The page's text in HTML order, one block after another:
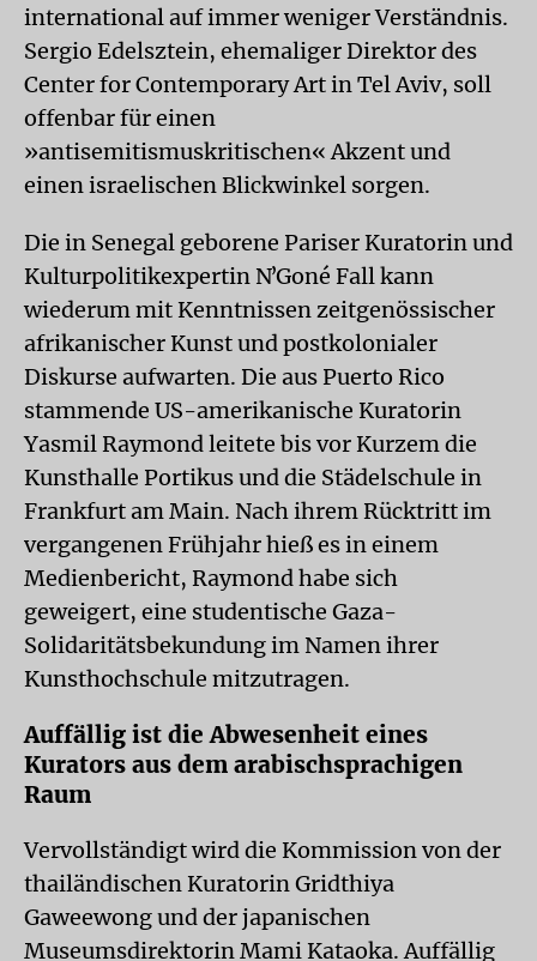
international auf immer weniger Verständnis.
Sergio Edelsztein, ehemaliger Direktor des
Center for Contemporary Art in Tel Aviv, soll
offenbar für einen
»antisemitismuskritischen« Akzent und
einen israelischen Blickwinkel sorgen.
Die in Senegal geborene Pariser Kuratorin und
Kulturpolitikexpertin NʼGoné Fall kann
wiederum mit Kenntnissen zeitgenössischer
afrikanischer Kunst und postkolonialer
Diskurse aufwarten. Die aus Puerto Rico
stammende US-amerikanische Kuratorin
Yasmil Raymond leitete bis vor Kurzem die
Kunsthalle Portikus und die Städelschule in
Frankfurt am Main. Nach ihrem Rücktritt im
vergangenen Frühjahr hieß es in einem
Medienbericht, Raymond habe sich
geweigert, eine studentische Gaza-
Solidaritätsbekundung im Namen ihrer
Kunsthochschule mitzutragen.
Auffällig ist die Abwesenheit eines
Kurators aus dem arabischsprachigen
Raum
Vervollständigt wird die Kommission von der
thailändischen Kuratorin Gridthiya
Gaweewong und der japanischen
Museumsdirektorin Mami Kataoka. Auffällig